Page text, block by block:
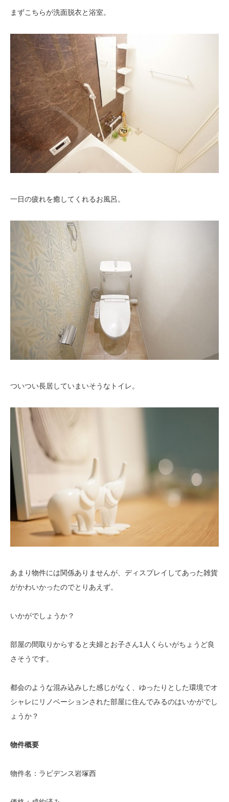
まずこちらが洗面脱衣と浴室。
一日の疲れを癒してくれるお風呂。
ついつい長居していまいそうなトイレ。
あまり物件には関係ありませんが、ディスプレイしてあった雑貨
がかわいかったのでとりあえず。
いかがでしょうか？
部屋の間取りからすると夫婦とお子さん1人くらいがちょうど良
さそうです。
都会のような混み込みした感じがなく、ゆったりとした環境でオ
シャレにリノベーションされた部屋に住んでみるのはいかがでし
ょうか？
物件概要
物件名：ラビデンス岩塚西